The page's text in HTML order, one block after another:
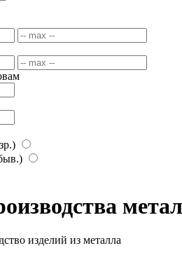
изделий из металла